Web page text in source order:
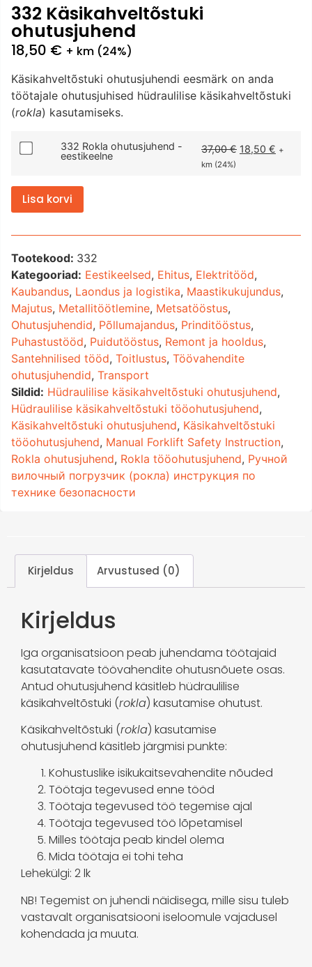
332 Käsikahveltõstuki
ohutusjuhend
18,50 € + km (24%)
Käsikahveltõstuki ohutusjuhendi eesmärk on anda
töötajale ohutusjuhised hüdraulilise käsikahveltõstuki
(rokla) kasutamiseks.
332 Rokla ohutusjuhend -
eestikeelne
37,00€ 18,50 € +
km (24%)
Lisa korvi
Tootekood: 332
Kategooriad: Eestikeelsed, Ehitus, Elektritööd,
Kaubandus, Laondus ja logistika, Maastikukujundus,
Majutus, Metallitöötlemine, Metsatööstus,
Ohutusjuhendid, Põllumajandus, Prinditööstus,
Puhastustööd, Puidutööstus, Remont ja hooldus,
Santehnilised tööd, Toitlustus, Töövahendite
ohutusjuhendid, Transport
Sildid: Hüdraulilise käsikahveltõstuki ohutusjuhend,
Hüdraulilise käsikahveltõstuki tööohutusjuhend,
Käsikahveltõstuki ohutusjuhend, Käsikahveltõstuki
tööohutusjuhend, Manual Forklift Safety Instruction,
Rokla ohutusjuhend, Rokla tööohutusjuhend, Ручной
вилочный погрузчик (рокла) инструкция по
технике безопасности
Kirjeldus Arvustused (0)
Kirjeldus
Iga organisatsioon peab juhendama töötajaid
kasutatavate töövahendite ohutusnõuete osas.
Antud ohutusjuhend käsitleb hüdraulilise
käsikahveltõstuki (rokla) kasutamise ohutust.
Käsikahveltõstuki (rokla) kasutamise
ohutusjuhend käsitleb järgmisi punkte:
Kohustuslike isikukaitsevahendite nõuded
Töötaja tegevused enne tööd
Töötaja tegevused töö tegemise ajal
Töötaja tegevused töö lõpetamisel
Milles töötaja peab kindel olema
Mida töötaja ei tohi teha
Lehekülgi: 2 lk
NB! Tegemist on juhendi näidisega, mille sisu tuleb
vastavalt organisatsiooni iseloomule vajadusel
kohendada ja muuta.